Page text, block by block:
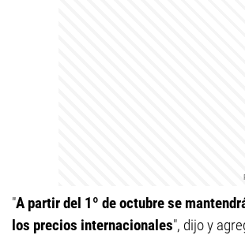
"A partir del 1º de octubre se
los precios internacionales", dijo y